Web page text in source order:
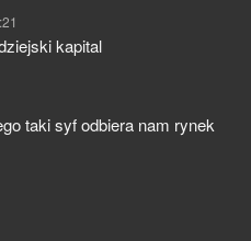
kapital
taki syf odbiera nam rynek